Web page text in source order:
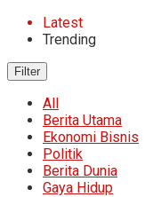
Latest
Trending
Filter
All
Berita Utama
Ekonomi Bisnis
Politik
Berita Dunia
Gaya Hidup